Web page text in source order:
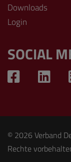
Downloads
Login
SOCIAL
© 2026 Verband
Rechte